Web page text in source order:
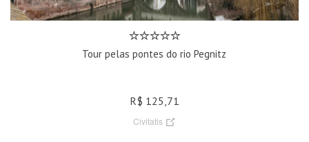
Tour pelas pontes do rio Pegnitz
R$ 125,71
Civitatis